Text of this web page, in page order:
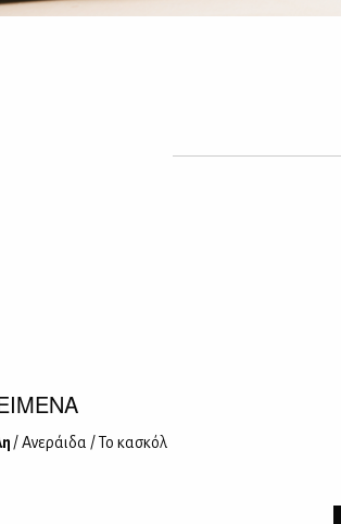
/ Ανε­ράι­δα / Το κα­σκόλ